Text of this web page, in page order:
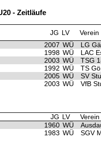
- Zeitläufe
JG LV
Verein
2007 WÜ
LG
1998 WÜ
LAC
2003 WÜ
TSG
1992 WÜ
TS
2005 WÜ
SV
2003 WÜ VfB
JG LV
Verein
1960 WÜ
1983 WÜ SGV